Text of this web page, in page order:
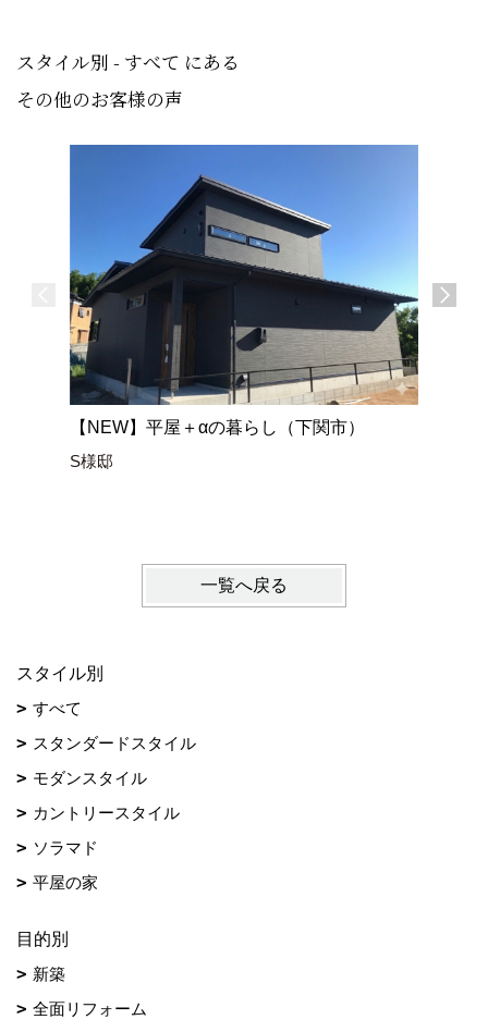
スタイル別 - すべて にある
その他のお客様の声
【NEW】平屋＋αの暮らし（下関市）
S様邸
一覧へ戻る
スタイル別
すべて
スタンダードスタイル
モダンスタイル
カントリースタイル
ソラマド
平屋の家
目的別
新築
全面リフォーム